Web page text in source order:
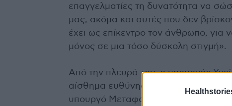
επαγγελματίες τη δυνατότητα να
μας, ακόμα και αυτές που δεν
έχει ως επίκεντρο τον άνθρωπο, για
μόνος σε μια τόσο δύσκολη στιγμή».
Από την πλευρά του, ο υπουργός
αίσθημα ευθύνης ως υπουργός
υπουργό Μεταφορών κ. Κυρανάκη